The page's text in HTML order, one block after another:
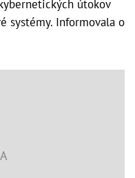
útokov
systémy. Informovala o